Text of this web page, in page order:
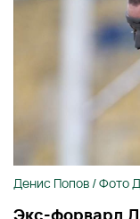
Денис Попов / Фото
Экс-форвард